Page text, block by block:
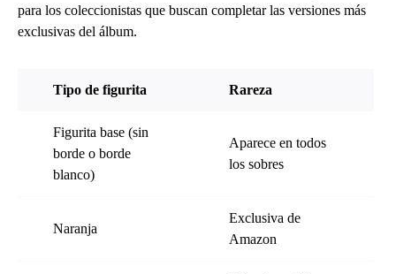
para los coleccionistas que buscan completar las versiones más
exclusivas del álbum.
Tipo de figurita Rareza
Figurita base (sin
borde o borde
blanco)
Aparece en todos
los sobres
Naranja
Exclusiva de
Amazon